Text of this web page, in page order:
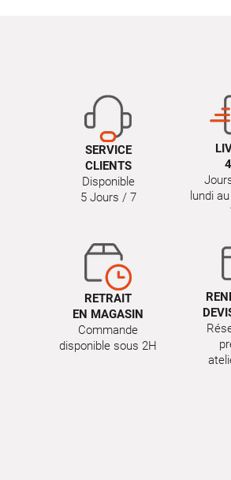
SERVICE
CLIENTS
Disponible
5 Jours / 7
lundi
RETRAIT
EN MAGASIN
Commande
disponible sous 2H